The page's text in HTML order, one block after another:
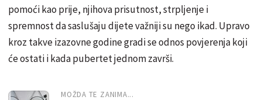
pomoći kao prije, njihova prisutnost, strpljenje i
spremnost da saslušaju dijete važniji su nego ikad. Upravo
kroz takve izazovne godine gradi se odnos povjerenja koji
će ostati i kada pubertet jednom završi.
MOŽDA TE ZANIMA...